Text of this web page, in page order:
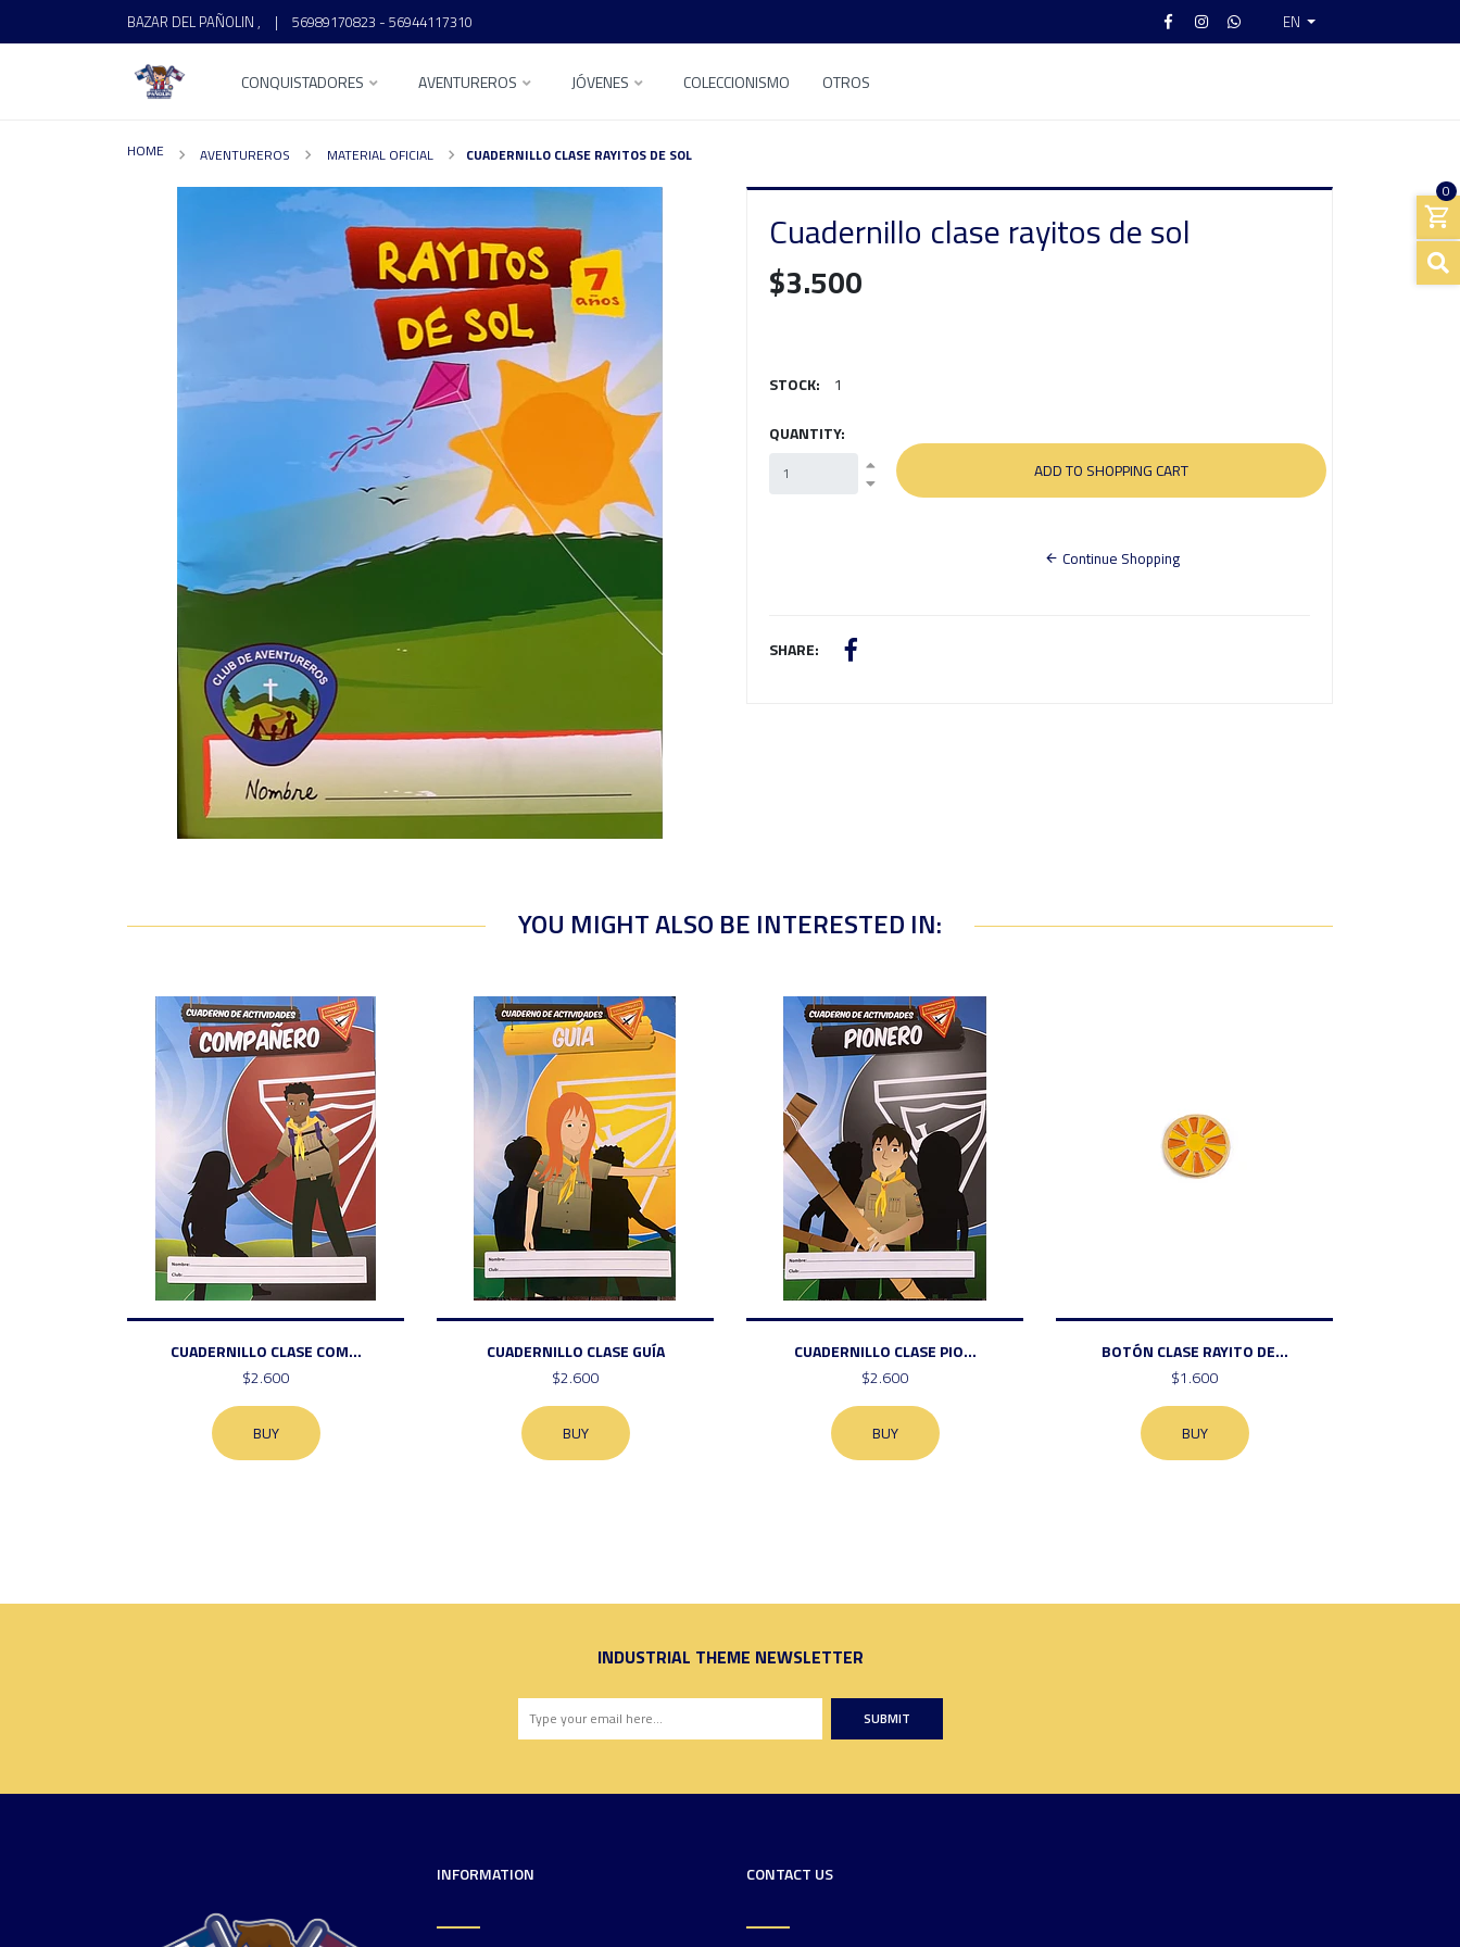
BAZAR DEL PAÑOLIN , | 56989170823 - 56944117310 EN
CONQUISTADORES AVENTUREROS JÓVENES COLECCIONISMO OTROS
0
HOME AVENTUREROS MATERIAL OFICIAL CUADERNILLO CLASE RAYITOS DE SOL
Cuadernillo clase rayitos de sol
$3.500
STOCK: 1
QUANTITY:
Continue Shopping
SHARE:
YOU MIGHT ALSO BE INTERESTED IN:
CUADERNILLO CLASE COM...
$2.600
BUY
CUADERNILLO CLASE GUÍA
$2.600
BUY
CUADERNILLO CLASE PIO...
$2.600
BUY
BOTÓN CLASE RAYITO DE...
$1.600
BUY
INDUSTRIAL THEME NEWSLETTER
SUBMIT
INFORMATION CONTACT US